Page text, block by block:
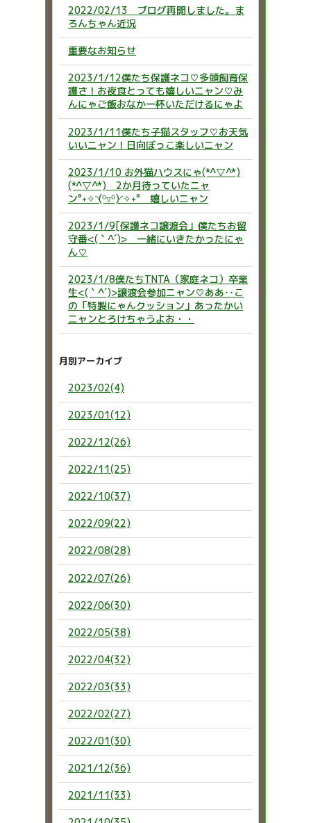
2022/02/13 ブログ再開しました。ま
ろんちゃん近況
重要なお知らせ
2023/1/12僕たち保護ネコ♡多頭飼育保
護さ！お夜食とっても嬉しいニャン♡み
んにゃご飯おなか一杯いただけるにゃよ
2023/1/11僕たち子猫スタッフ♡お天気
いいニャン！日向ぼっこ楽しいニャン
2023/1/10 お外猫ハウスにゃ(*^▽^*)
(*^▽^*) 2か月待っていたニャ
ン°˖✧◝(⁰▿⁰)◜✧˖° 嬉しいニャン
2023/1/9[保護ネコ譲渡会」僕たちお留
守番<(｀^´)> 一緒にいきたかったにゃ
ん♡
2023/1/8僕たちTNTA（家庭ネコ）卒業
生<(｀^´)>譲渡会参加ニャン♡ああ‥こ
の「特製にゃんクッション」あったかい
ニャンとろけちゃうよお・・
月別アーカイブ
2023/02(4)
2023/01(12)
2022/12(26)
2022/11(25)
2022/10(37)
2022/09(22)
2022/08(28)
2022/07(26)
2022/06(30)
2022/05(38)
2022/04(32)
2022/03(33)
2022/02(27)
2022/01(30)
2021/12(36)
2021/11(33)